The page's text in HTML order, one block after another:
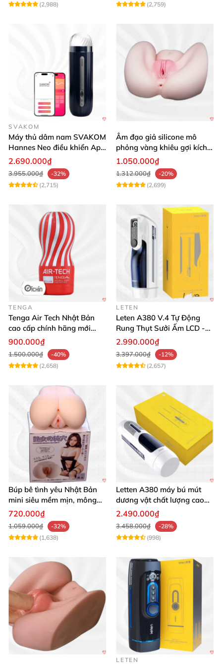
(2,988) (2,759)
SVAKOM
Máy thủ dâm nam SVAKOM
Hannes Neo điều khiển App
tương tác
2.690.000₫
3.955.000₫
-32%
(2,715)
Âm đạo giả silicone mô
phỏng vàng khiêu gợi kích
thích mua
1.050.000₫
1.312.000₫
-20%
(2,699)
TENGA
Tenga Air Tech Nhật Bản
cao cấp chính hãng mới
seal giá tốt
900.000₫
1.500.000₫
-40%
(2,658)
LETEN
Leten A380 V.4 Tự Động
Rung Thụt Sưởi Ấm LCD -
Mua Ngay
2.990.000₫
3.397.000₫
-12%
(2,657)
Búp bê tình yêu Nhật Bản
mini siêu mềm mịn, mông
tròn quyến rũ
720.000₫
1.059.000₫
-32%
(1,638)
Letten A380 máy bú mút
dương vật chất lượng cao
giá tốt
2.490.000₫
3.458.000₫
-28%
(998)
LETEN